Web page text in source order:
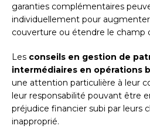
garanties complémentaires
individuellement pour
couverture ou étendre le champ
Les conseils en gestion de
intermédiaires en opérations
une attention particulière à leur
leur responsabilité pouvant être
préjudice financier subi par leurs
inapproprié.